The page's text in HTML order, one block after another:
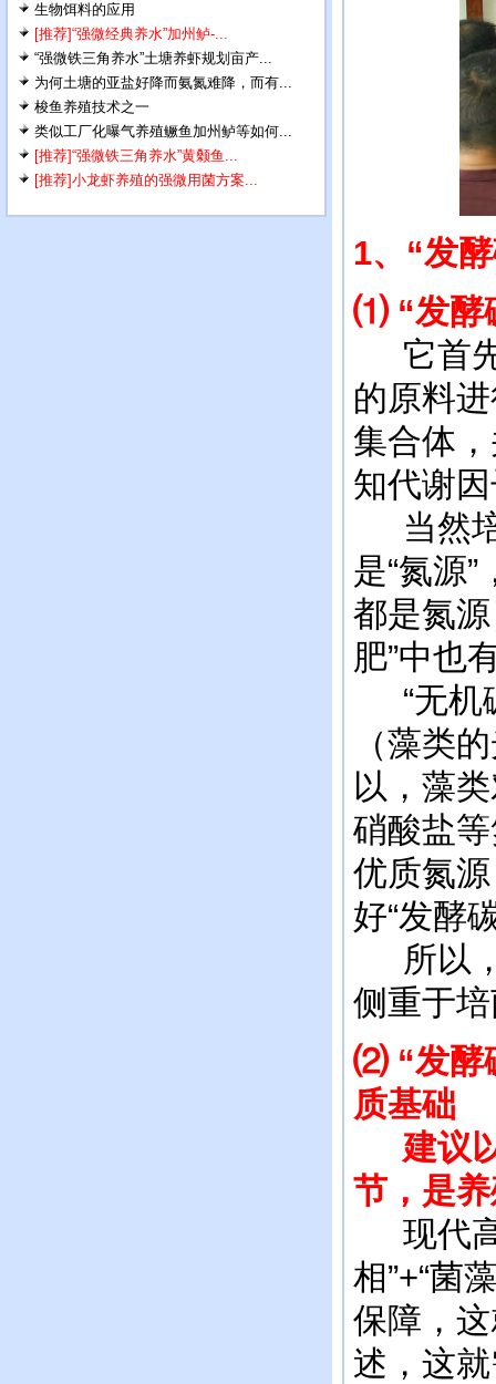
生物饵料的应用
[推荐]“强微经典养水”加州鲈-...
“强微铁三角养水”土塘养虾规划亩产...
为何土塘的亚盐好降而氨氮难降，而有...
梭鱼养殖技术之一
类似工厂化曝气养殖鳜鱼加州鲈等如何...
[推荐]“强微铁三角养水”黄颡鱼...
[推荐]小龙虾养殖的强微用菌方案...
1、“发
⑴ “发酵
它首先
的原料
集合体
知代谢
当然培
是“氮源
都是氮
肥”中也
“无机
（藻类
以，藻
硝酸盐
优质氮
好“发酵
所以，
侧重于
⑵ “发酵
质基础
建议
节，是
现代高
相”+“菌
保障，
述，这